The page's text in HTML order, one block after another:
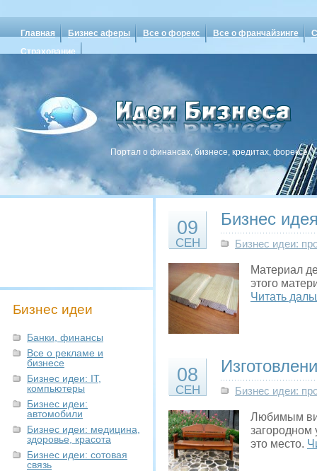
Главная Бизнес аферы Все о форекс Все о франчайзинге
Страхование
Портал о финансах, бизнесе, кредитах, форексе
Бизнес идеи
Банки, финансы
Все о рекламе и
бизнесе
Бизнес идеи: IT,
компьютеры
Бизнес идеи:
автомобили
Бизнес идеи: медицина,
здоровье, красота
Бизнес идеи: сотовая
связь
09
СЕН
Бизнес
Бизнес идеи:
Материал
этого
Читать
08
СЕН Бизнес идеи:
Любимым
загородном
это место.